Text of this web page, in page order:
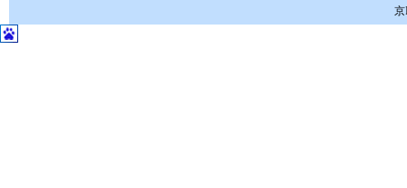
京